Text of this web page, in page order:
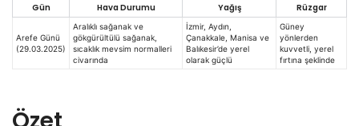
Gün Hava Durumu Yağış Rüzgar
Arefe Günü
(29.03.2025)
Aralıklı sağanak ve
gökgürültülü sağanak,
sıcaklık mevsim normalleri
civarında
İzmir, Aydın,
Çanakkale, Manisa ve
Balıkesir’de yerel
olarak güçlü
Güney
yönlerden
kuvvetli, yerel
fırtına şeklinde